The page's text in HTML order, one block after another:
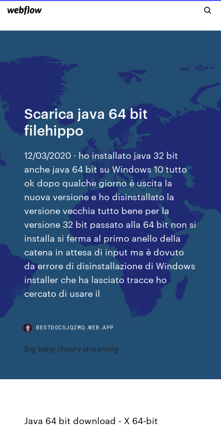
Scarica java 64 bit
filehippo
12/03/2020 · ho installato java 32 bit
anche java 64 bit su Windows 10 tutto
ok dopo qualche giorno è uscita la
nuova versione e ho disinstallato la
versione vecchia tutto bene per la
versione 32 bit passato alla 64 bit non si
installa si ferma al primo anello della
catena in attesa di input ma è dovuto
da errore di disinstallazione di Windows
installer che ha lasciato tracce ho
cercato di usare il
BESTDOCSJQZMQ.WEB.APP
Big bsng theory streaming
Java 64 bit download - X 64-bit